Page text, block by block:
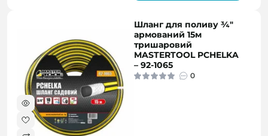
Шланг для поливу ¾"
армований 15м
тришаровий
MASTERTOOL PCHELKA
– 92-1065
0